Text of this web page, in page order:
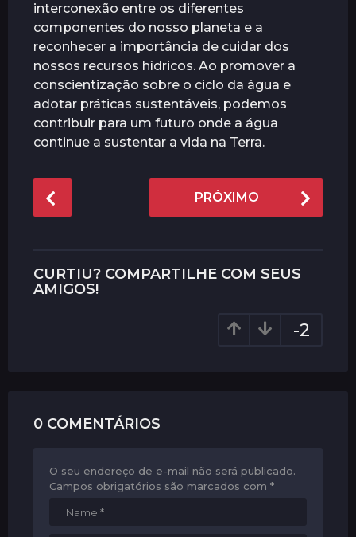
interconexão entre os diferentes
componentes do nosso planeta e a
reconhecer a importância de cuidar dos
nossos recursos hídricos. Ao promover a
conscientização sobre o ciclo da água e
adotar práticas sustentáveis, podemos
contribuir para um futuro onde a água
continue a sustentar a vida na Terra.
o
P
a
i
PRÓXIMO
CURTIU? COMPARTILHE COM SEUS
AMIGOS!
-2
0 COMENTÁRIOS
O seu endereço de e-mail não será publicado.
Campos obrigatórios são marcados com *